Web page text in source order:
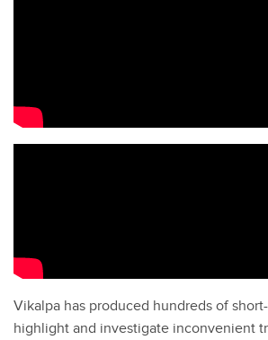
Vikalpa has produced hundreds of
highlight and investigate inconvenient